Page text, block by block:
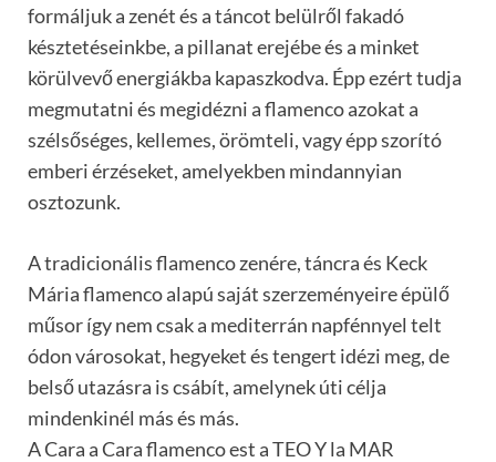
formáljuk a zenét és a táncot belülről fakadó
késztetéseinkbe, a pillanat erejébe és a minket
körülvevő energiákba kapaszkodva. Épp ezért tudja
megmutatni és megidézni a flamenco azokat a
szélsőséges, kellemes, örömteli, vagy épp szorító
emberi érzéseket, amelyekben mindannyian
osztozunk.
A tradicionális flamenco zenére, táncra és Keck
Mária flamenco alapú saját szerzeményeire épülő
műsor így nem csak a mediterrán napfénnyel telt
ódon városokat, hegyeket és tengert idézi meg, de
belső utazásra is csábít, amelynek úti célja
mindenkinél más és más.
A Cara a Cara flamenco est a TEO Y la MAR